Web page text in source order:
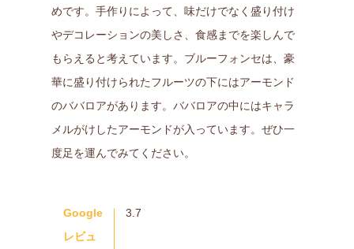
めです。手作りによって、味だけでなく盛り付け
やデコレーションの美しさ、食感までを楽しんで
もらえると考えています。ブルーフォンセは、豪
華に盛り付けられたフルーツの下にはアーモンド
のババロアがあります。ババロアの中にはキャラ
メルがけしたアーモンドが入っています。ぜひ一
度足を運んでみてください。
Google
レビュ
3.7